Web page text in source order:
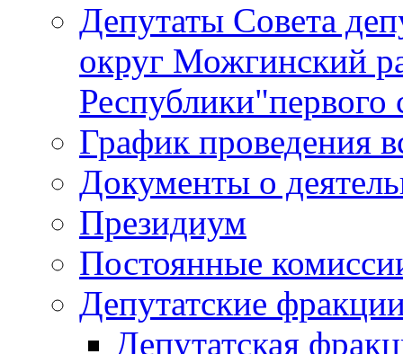
Депутаты Совета
округ Можгинский
Республики"первого
График проведения
Документы о
Президиум
Постоянные
Депутатские
Депутатская